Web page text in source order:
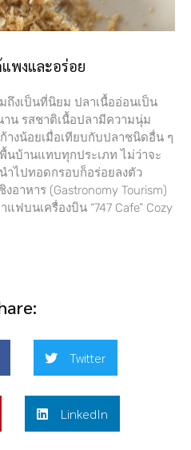
พงและอร่อย
ถึงเป็นที่นิยม ปลาเนื้ออ่อนเป็น
น รสชาติเนื้อปลามีความนุ่ม
งน้อยเมื่อเทียบกับปลาชนิดอื่น ๆ
นบ้านแทบทุกประเภท ไม่ว่าจะ
ำไปทอดกรอบก็อร่อยลงตัว
งอาหาร (Gastronomy Tourism)
ฟบนเครื่องบิน “747 Cafe” Cozy
Twitter
LinkedIn